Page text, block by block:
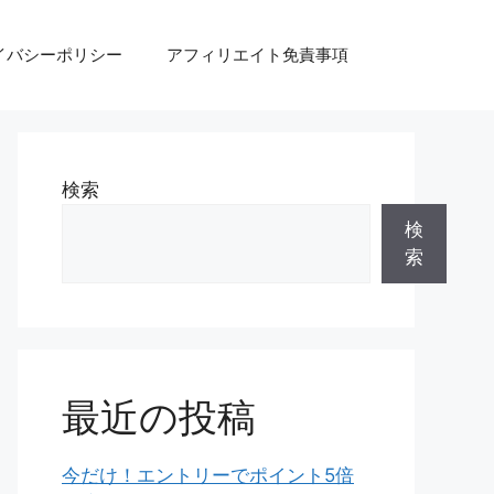
バシーポリシー アフィリエイト免責事項
検索
検
索
最近の投稿
今だけ！エントリーでポイント5倍